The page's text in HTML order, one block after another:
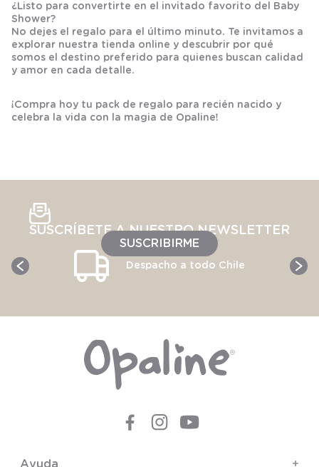
¿Listo para convertirte en el invitado favorito del Baby
Shower?
No dejes el regalo para el último minuto. Te invitamos a
explorar nuestra tienda online y descubrir por qué
somos el destino preferido para quienes buscan calidad
y amor en cada detalle.
¡Compra hoy tu pack de regalo para recién nacido y
celebra la vida con la magia de Opaline!
SUSCRÍBETE A NUESTRO NEWSLETTER
SUSCRIBIRME
Despacho a todo Chile
Ayuda +